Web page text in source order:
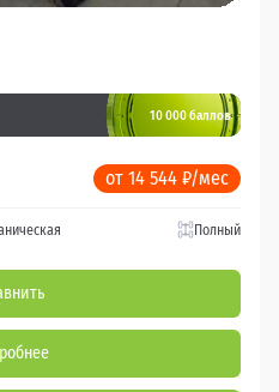
10 000 баллов
от 14 544 ₽/мес
Полный